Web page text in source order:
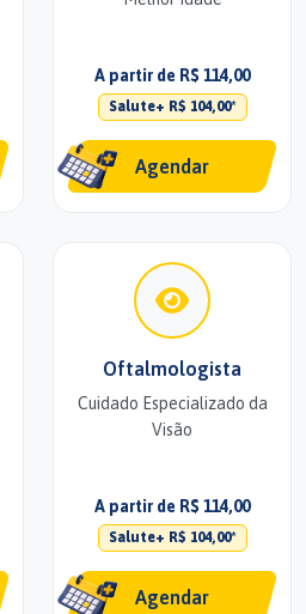
A partir de R$ 114,00
Salute+ R$ 104,00*
Agendar
Oftalmologista
Cuidado Especializado da
Visão
A partir de R$ 114,00
Salute+ R$ 104,00*
Agendar